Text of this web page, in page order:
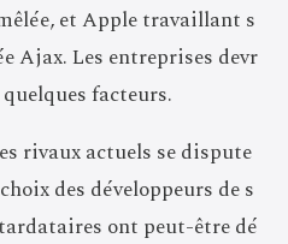
et Apple travaillant s
Ajax. Les entreprises devr
facteurs.
rivaux actuels se dispute
des développeurs de s
ont peut-être dé